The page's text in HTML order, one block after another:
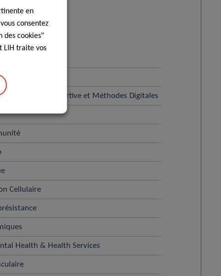
NORLUX
Médecine Sportive et Méthodes Digitales
Cellulaire
Health & Health Services
en
consentez
des cookies"
LIH traite vos